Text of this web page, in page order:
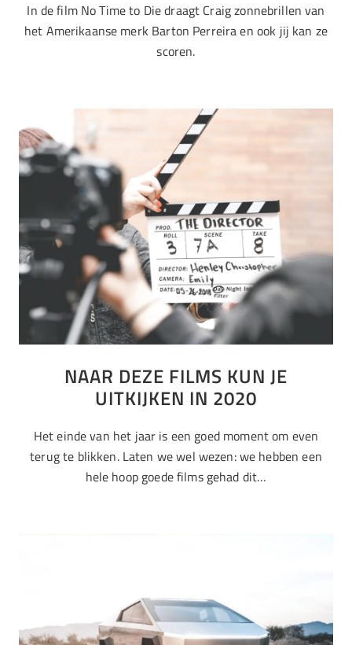
In de film No Time to Die draagt Craig zonnebrillen van
het Amerikaanse merk Barton Perreira en ook jij kan ze
scoren.
NAAR DEZE FILMS KUN JE
UITKIJKEN IN 2020
Het einde van het jaar is een goed moment om even
terug te blikken. Laten we wel wezen: we hebben een
hele hoop goede films gehad dit…